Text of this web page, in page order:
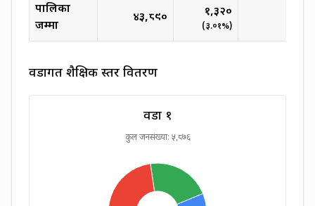
पालिका
जम्मा
४३,८९० १,३२०
(३.०१%)
वडागत शैक्षिक स्तर वितरण
वडा १
कुल जनसंख्या: ५,८७६